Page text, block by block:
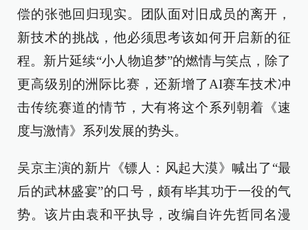
偿的张弛回归现实。团队面对旧成员的离开，
新技术的挑战，他必须思考该如何开启新的征
程。新片延续“小人物追梦”的燃情与笑点，除了
更高级别的洲际比赛，还新增了AI赛车技术冲
击传统赛道的情节，大有将这个系列朝着《速
度与激情》系列发展的势头。
吴京主演的新片《镖人：风起大漠》喊出了“最
后的武林盛宴”的口号，颇有毕其功于一役的气
势。该片由袁和平执导，改编自许先哲同名漫